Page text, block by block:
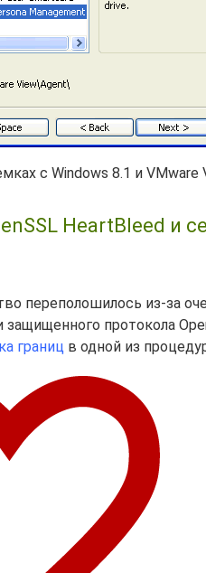
с Windows 8.1 и
HeartBleed и
переполошилось из-за
протокола
границ в одной из